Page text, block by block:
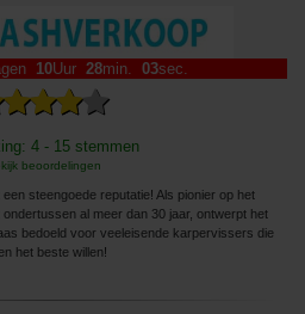
10Uur 28min. 03sec.
4 - 15 stemmen
beoordelingen
steengoede reputatie! Als pionier op het
al meer dan 30 jaar, ontwerpt het
bedoeld voor veeleisende karpervissers die
het beste willen!